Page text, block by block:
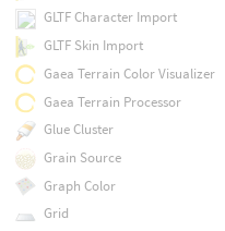
GLTF Character Import
GLTF Skin Import
Gaea Terrain Color Visualizer
Gaea Terrain Processor
Glue Cluster
Grain Source
Graph Color
Grid